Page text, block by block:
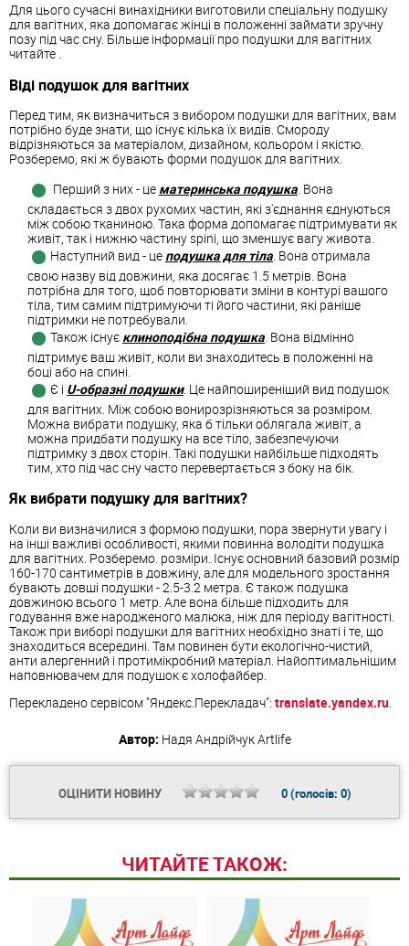
Для цього сучасні винахідники виготовили спеціальну подушку
для вагітних, яка допомагає жінці в положенні займати зручну
позу під час сну. Більше інформації про подушки для вагітних
читайте .
Віді подушок для вагітних
Перед тим, як визначиться з вибором подушки для вагітних, вам
потрібно буде знати, що існує кілька їх видів. Смороду
відрізняються за матеріалом, дизайном, кольором і якістю.
Розберемо, які ж бувають форми подушок для вагітних.
Перший з них - це материнська подушка. Вона
складається з двох рухомих частин, які з'єднання єднуються
між собою тканиною. Така форма допомагає підтримувати як
живіт, так і нижню частину spini, що зменшує вагу живота.
Наступний вид - цеподушка для тіла. Вона отримала
свою назву від довжини, яка досягає 1.5 метрів. Вона
потрібна для того, щоб повторювати зміни в контурі вашого
тіла, тим самим підтримуючи ті його частини, які раніше
підтримки не потребували.
Також існує клиноподібна подушка. Вона відмінно
підтримує ваш живіт, коли ви знаходитесь в положенні на
боці або на спині.
Є і U-образні подушки. Це найпоширеніший вид подушок
для вагітних. Між собою вонирозрізняються за розміром.
Можна вибрати подушку, яка б тільки облягала живіт, а
можна придбати подушку на все тіло, забезпечуючи
підтримку з двох сторін. Такі подушки найбільше підходять
тим, хто під час сну часто перевертається з боку на бік.
Як вибрати подушку для вагітних?
Коли ви визначилися з формою подушки, пора звернути увагу і
на інші важливі особливості, якими повинна володіти подушка
для вагітних. Розберемо. розміри. Існує основний базовий розмір
160-170 сантиметрів в довжину, але для модельного зростання
бувають довші подушки - 2.5-3.2 метра. Є також подушка
довжиною всього 1 метр. Але вона більше підходить для
годування вже народженого малюка, ніж для періоду вагітності.
Також при виборі подушки для вагітних необхідно знаті і те, що
знаходиться всередині. Там повинен бути екологічно-чистий,
анти алергенний і протимікробний матеріал. Найоптимальнішим
наповнювачем для подушок є холофайбер.
Перекладено сервісом "Яндекс.Перекладач": translate.yandex.ru.
Автор: Надя АндрійчукArtlife
ОЦІНИТИ НОВИНУ 0(голосів: 0)
ЧИТАЙТЕ ТАКОЖ: